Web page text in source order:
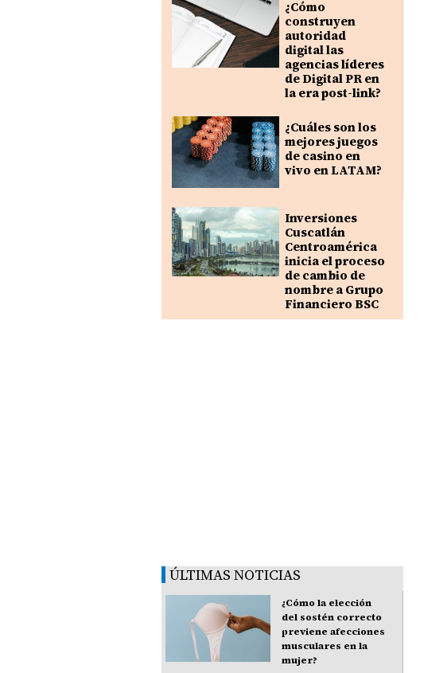
¿Cómo
construyen
autoridad
digital las
agencias líderes
de Digital PR en
la era post-link?
¿Cuáles son los
mejores juegos
de casino en
vivo en LATAM?
Inversiones
Cuscatlán
Centroamérica
inicia el proceso
de cambio de
nombre a Grupo
Financiero BSC
ÚLTIMAS NOTICIAS
¿Cómo la elección
del sostén correcto
previene afecciones
musculares en la
mujer?